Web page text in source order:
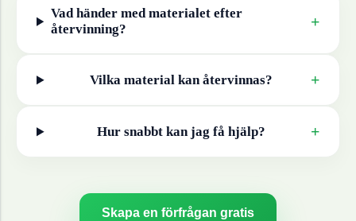
Vad händer med materialet efter
återvinning?
+
Vilka material kan återvinnas? +
Hur snabbt kan jag få hjälp? +
Skapa en förfrågan gratis